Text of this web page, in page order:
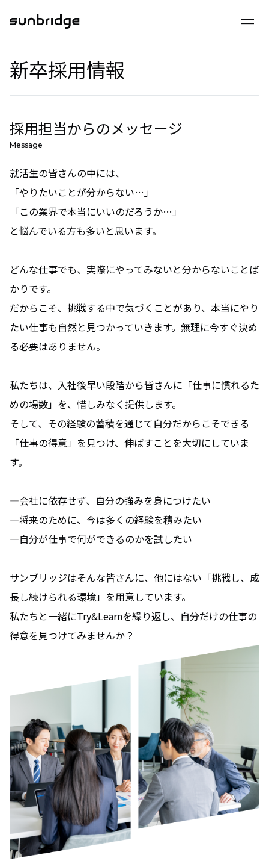
drag_handle
会社を知る
数字で見るサンブリッジ
成長できる環境
インタビュー
メンバーインタビュー
YouTube
新卒採用情報
採用担当からのメッセージ
Message
就活生の皆さんの中には、
「やりたいことが分からない…」
「この業界で本当にいいのだろうか…」
と悩んでいる方も多いと思います。
どんな仕事でも、実際にやってみないと分からないことば
かりです。
だからこそ、挑戦する中で気づくことがあり、本当にやり
たい仕事も自然と見つかっていきます。無理に今すぐ決め
る必要はありません。
私たちは、入社後早い段階から皆さんに「仕事に慣れるた
めの場数」を、惜しみなく提供します。
そして、その経験の蓄積を通じて自分だからこそできる
「仕事の得意」を見つけ、伸ばすことを大切にしていま
す。
―会社に依存せず、自分の強みを身につけたい
―将来のために、今は多くの経験を積みたい
―自分が仕事で何ができるのかを試したい
サンブリッジはそんな皆さんに、他にはない「挑戦し、成
長し続けられる環境」を用意しています。
私たちと一緒にTry&Learnを繰り返し、自分だけの仕事の
得意を見つけてみませんか？